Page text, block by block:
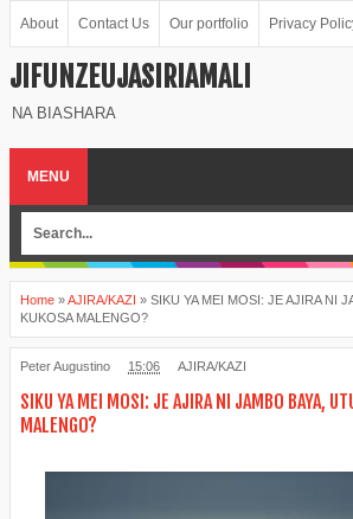
About Contact Us Our portfolio Privacy
JIFUNZEUJASIRIAMALI
NA BIASHARA
MENU
Home »AJIRA/KAZI » SIKU YA MEI MOSI: JE AJIRA NI
KUKOSA MALENGO?
Peter Augustino 15:06 AJIRA/KAZI
SIKU YA MEI MOSI: JE AJIRA NI JAMBO BAYA,
MALENGO?